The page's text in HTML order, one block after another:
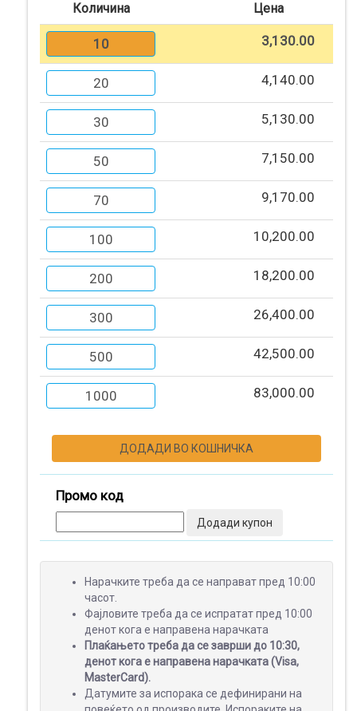
Помош
Најава
Регистрација
СПЕЦИЈАЛНИ
ТЕКСТИЛ
ПОДАРОЦИ
ФОРМАТ
ФОРМАТ
ПРОМОТИВНИ
МАТЕРИЈАЛИ
Количина Цена
10 3,130.00
20 4,140.00
30 5,130.00
50 7,150.00
70 9,170.00
100 10,200.00
200 18,200.00
300 26,400.00
500 42,500.00
1000 83,000.00
ДОДАДИ ВО КОШНИЧКА
Промо код
Додади купон
Нарачките треба да се направат пред 10:00
часот.
Фајловите треба да се испратат пред 10:00
денот кога е направена нарачката
Плаќањето треба да се заврши до 10:30,
денот кога е направена нарачката (Visa,
MasterCard).
Датумите за испорака се дефинирани на